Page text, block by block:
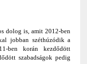
dolog is, amit 2012-ben
jobban széthúzódik a
ben korán kezdődött
szabadságok pedig